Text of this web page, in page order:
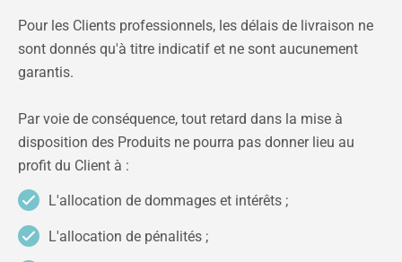
Pour les Clients professionnels, les délais de livraison ne
sont donnés qu'à titre indicatif et ne sont aucunement
garantis.
Par voie de conséquence, tout retard dans la mise à
disposition des Produits ne pourra pas donner lieu au
profit du Client à :
L'allocation de dommages et intérêts ;
L'allocation de pénalités ;